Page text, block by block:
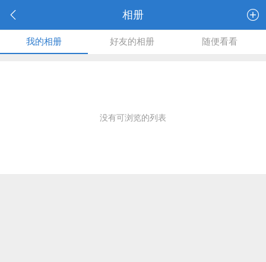
相册
我的相册 好友的相册 随便看看
没有可浏览的列表